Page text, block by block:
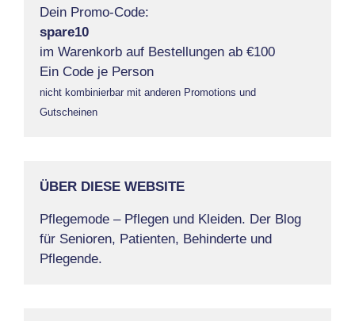
Dein Promo-Code:
spare10
im Warenkorb auf Bestellungen ab €100
Ein Code je Person
nicht kombinierbar mit anderen Promotions und
Gutscheinen
ÜBER DIESE WEBSITE
Pflegemode – Pflegen und Kleiden. Der Blog
für Senioren, Patienten, Behinderte und
Pflegende.